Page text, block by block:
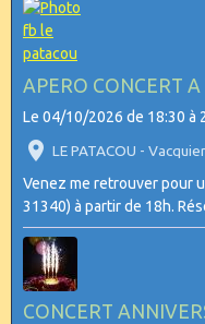
APERO CONCERT A
Le 04/10/2026 de 18:30 à
LE PATACOU -
Venez me retrouver pour
31340) à partir de 18h.
CONCERT